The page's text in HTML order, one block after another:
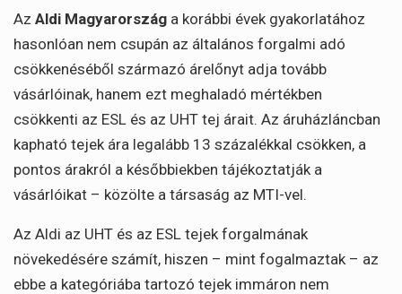
Az Aldi Magyarország a korábbi évek gyakorlatához
hasonlóan nem csupán az általános forgalmi adó
csökkenéséből származó árelőnyt adja tovább
vásárlóinak, hanem ezt meghaladó mértékben
csökkenti az ESL és az UHT tej árait. Az áruházláncban
kapható tejek ára legalább 13 százalékkal csökken, a
pontos árakról a későbbiekben tájékoztatják a
vásárlóikat – közölte a társaság az MTI-vel.
Az Aldi az UHT és az ESL tejek forgalmának
növekedésére számít, hiszen – mint fogalmaztak – az
ebbe a kategóriába tartozó tejek immáron nem